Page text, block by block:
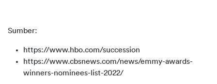
Sumber:
https://www.hbo.com/succession
https://www.cbsnews.com/news/emmy-awards-
winners-nominees-list-2022/